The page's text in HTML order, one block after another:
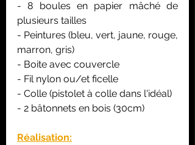
- 8 boules en papier mâché de
plusieurs tailles
- Peintures (bleu, vert, jaune, rouge,
marron, gris)
- Boite avec couvercle
- Fil nylon ou/et ficelle
- Colle (pistolet à colle dans l'idéal)
- 2 bâtonnets en bois (30cm)
Réalisation: